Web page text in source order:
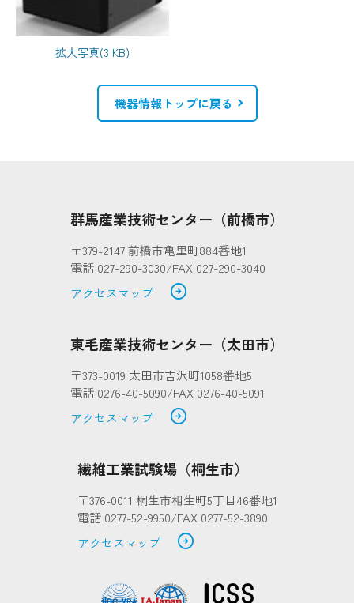
拡大写真(3 KB)
機器情報トップに戻る
群馬産業技術センター（前橋市）
〒379-2147 前橋市亀里町884番地1
電話 027-290-3030/FAX 027-290-3040
アクセスマップ
arrow_circle_right
東毛産業技術センター（太田市）
〒373-0019 太田市吉沢町1058番地5
電話 0276-40-5090/FAX 0276-40-5091
アクセスマップ
arrow_circle_right
繊維工業試験場（桐生市）
〒376-0011 桐生市相生町5丁目46番地1
電話 0277-52-9950/FAX 0277-52-3890
アクセスマップ
arrow_circle_right